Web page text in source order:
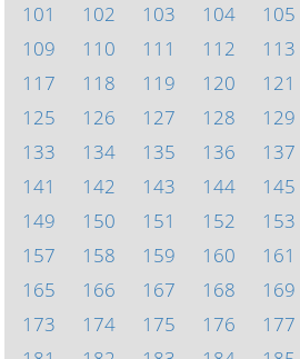
101
102 103 104 105
109
110 111 112 113
117
118 119 120 121
125
126 127 128 129
133
134 135 136 137
141
142 143 144 145
149
150 151 152 153
157
158 159 160 161
165
166 167 168 169
173
174 175 176 177